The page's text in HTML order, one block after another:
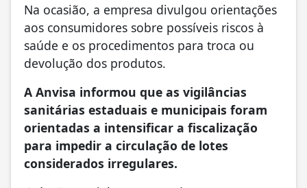
Na ocasião, a empresa divulgou orientações
aos consumidores sobre possíveis riscos à
saúde e os procedimentos para troca ou
devolução dos produtos.
A Anvisa informou que as vigilâncias
sanitárias estaduais e municipais foram
orientadas a intensificar a fiscalização
para impedir a circulação de lotes
considerados irregulares.